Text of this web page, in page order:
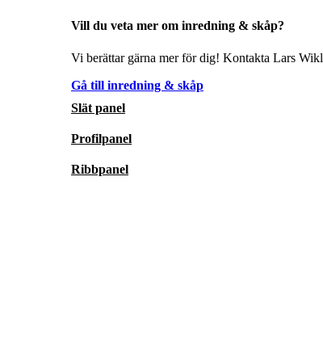
Vill du veta mer om inredning & skåp?
Vi berättar gärna mer för dig! Kontakta Lars
Gå till inredning & skåp
Slät panel
Profilpanel
Ribbpanel